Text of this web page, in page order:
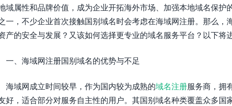
域属性和品牌价值，成为企业开拓海外市场、加强本地域名保护
一，不少企业首次接触国别域名时会考虑在海域网注册。那么，
产的安全与发展？又该如何选择更专业的域名服务平台？以下将
一、海域网注册国别域名的优势与不足
海域网成立时间较早，作为国内较为成熟的域名注册服务商，拥
好，适合部分对服务自主性的用户。其国别域名种类覆盖众多